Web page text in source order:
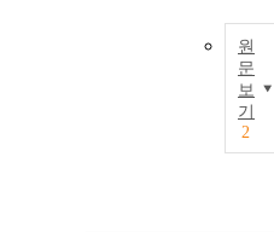
음을 시사한
This Study is
the effect of
institution on
nation's
원
문
보
기
2